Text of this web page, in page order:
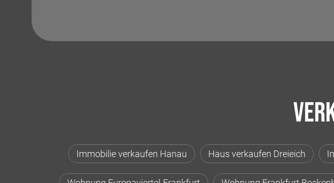
Immobilie verkaufen Hanau Haus verkaufen Dreieich